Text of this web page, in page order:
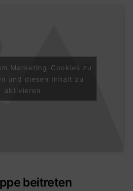
Marketing-Cookies zu
und diesen Inhalt zu
aktivieren
beitreten